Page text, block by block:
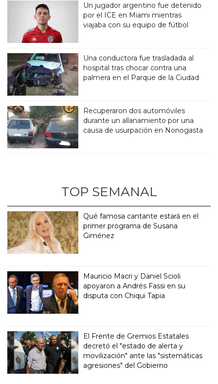
Un jugador argentino fue detenido
por el ICE en Miami mientras
viajaba con su equipo de fútbol
Una conductora fue trasladada al
hospital tras chocar contra una
palmera en el Parque de la Ciudad
Recuperaron dos automóviles
durante un allanamiento por una
causa de usurpación en Nonogasta
TOP SEMANAL
Qué famosa cantante estará en el
primer programa de Susana
Giménez
Mauricio Macri y Daniel Scioli
apoyaron a Andrés Fassi en su
disputa con Chiqui Tapia
El Frente de Gremios Estatales
decretó el "estado de alerta y
movilización" ante las "sistemáticas
agresiones" del Gobierno